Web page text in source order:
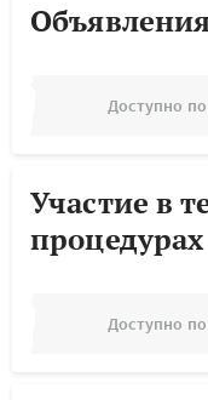
Доступно
Участие в
Доступно